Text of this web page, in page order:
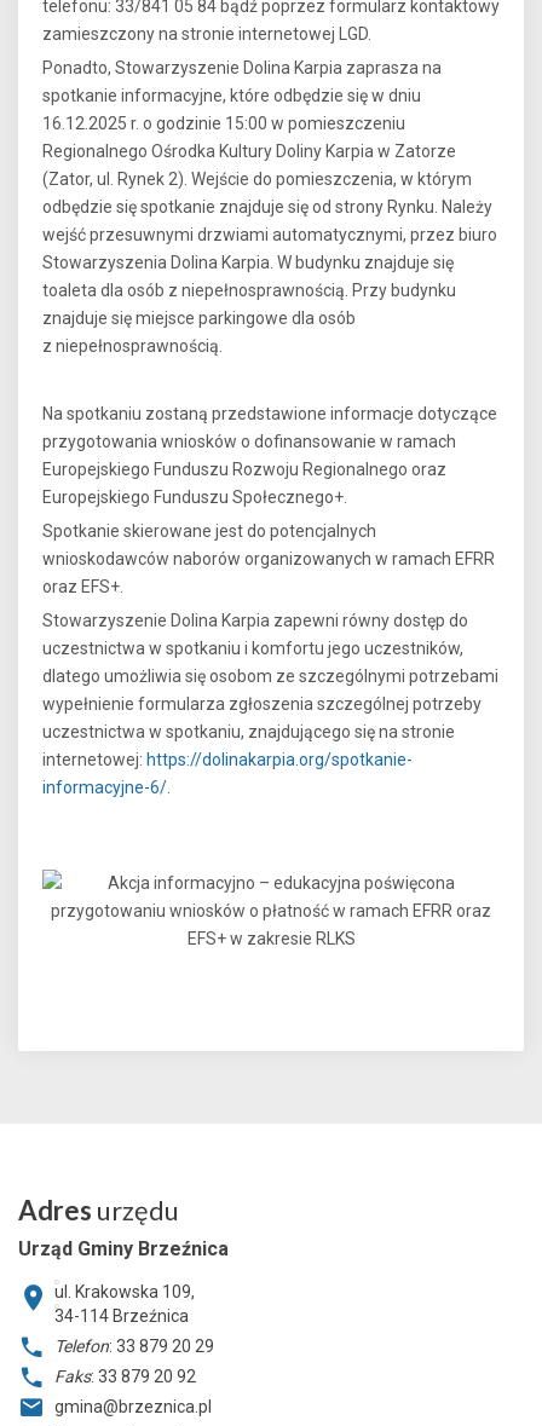
telefonu: 33/841 05 84 bądź poprzez formularz kontaktowy
zamieszczony na stronie internetowej LGD.
Ponadto, Stowarzyszenie Dolina Karpia zaprasza na
spotkanie informacyjne, które odbędzie się w dniu
16.12.2025 r. o godzinie 15:00 w pomieszczeniu
Regionalnego Ośrodka Kultury Doliny Karpia w Zatorze
(Zator, ul. Rynek 2). Wejście do pomieszczenia, w którym
odbędzie się spotkanie znajduje się od strony Rynku. Należy
wejść przesuwnymi drzwiami automatycznymi, przez biuro
Stowarzyszenia Dolina Karpia. W budynku znajduje się
toaleta dla osób z niepełnosprawnością. Przy budynku
znajduje się miejsce parkingowe dla osób
z niepełnosprawnością.
Na spotkaniu zostaną przedstawione informacje dotyczące
przygotowania wniosków o dofinansowanie w ramach
Europejskiego Funduszu Rozwoju Regionalnego oraz
Europejskiego Funduszu Społecznego+.
Spotkanie skierowane jest do potencjalnych
wnioskodawców naborów organizowanych w ramach EFRR
oraz EFS+.
Stowarzyszenie Dolina Karpia zapewni równy dostęp do
uczestnictwa w spotkaniu i komfortu jego uczestników,
dlatego umożliwia się osobom ze szczególnymi potrzebami
wypełnienie formularza zgłoszenia szczególnej potrzeby
uczestnictwa w spotkaniu, znajdującego się na stronie
internetowej: https://dolinakarpia.org/spotkanie-
informacyjne-6/
Adres urzędu
Urząd Gminy Brzeźnica
ul. Krakowska 109,
34-114 Brzeźnica
Telefon: 33 879 20 29
Faks: 33 879 20 92
gmina@brzeznica.pl